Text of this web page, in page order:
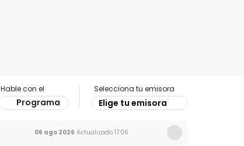
Hable con el
Programa
Selecciona tu emisora
Elige tu emisora
06 ago 2026 Actualizado 17:06